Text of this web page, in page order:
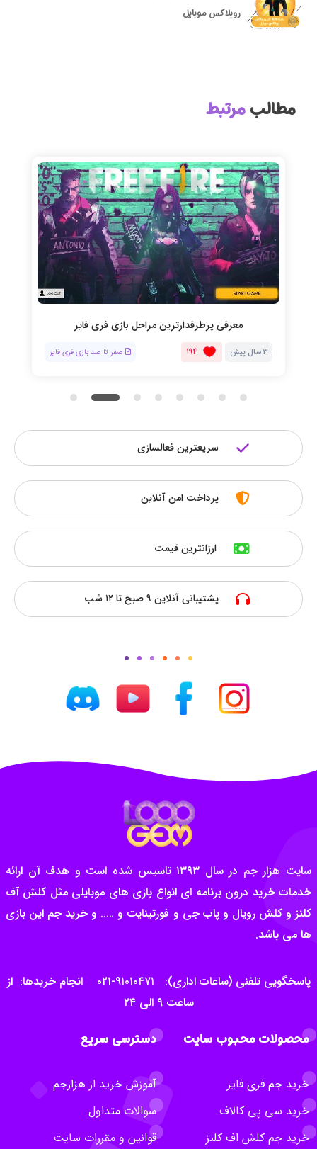
روبلاکس موبایل
مطالبمرتبط
معرفی پرطرفدارترین مراحل بازی فری فایر
3 سال پیش 194 صفر تا صد بازی فری فایر
سریعترین فعالسازی
پرداخت امن آنلاین
ارزانترین قیمت
پشتیبانی آنلاین ۹ صبح تا ۱۲ شب
سایت هزار جم در سال ۱۳۹۳ تاسیس شده است و هدف آن ارائه
خدمات خرید درون برنامه ای انواع بازی های موبایلی مثل کلش آف
کلنز و کلش رویال و پاب جی و فورتینایت و ….. و خرید جم این بازی
ها می باشد.
پاسخگویی تلفنی (ساعات اداری): ۹۱۰۱۰۴۷۱-۰۲۱ انجام خریدها: از
ساعت ۹ الی ۲۴
محصولات محبوب سایت
خرید جم فری فایر
خرید سی پی کالاف
خرید جم کلش اف کلنز
دسترسی سریع
آموزش خرید از هزارجم
سوالات متداول
قوانین و مقررات سایت